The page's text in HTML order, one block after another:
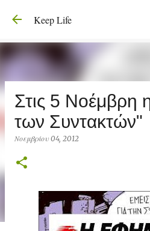
Μετάβαση στο κύριο
Keep Life
Στις 5 Νοέμβρη
των Συντακτών"
Νοεμβρίου 04, 2012